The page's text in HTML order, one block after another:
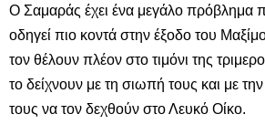
Ο Σαμαράς έχει ένα μεγάλο πρόβλημα
οδηγεί πιο κοντά στην έξοδο του
τον θέλουν πλέον στο τιμόνι της
το δείχνουν με τη σιωπή τους και με
τους να τον δεχθούν στο Λευκό Οίκο.